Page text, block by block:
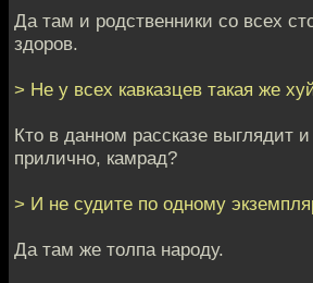
Да там и родственники со всех
здоров.
> Не у всех кавказцев такая же
Кто в данном рассказе выглядит и
прилично, камрад?
> И не судите по одному
Да там же толпа народу.